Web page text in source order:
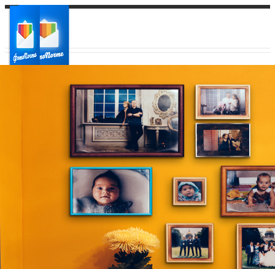
Ваш регион доставки
Выберите из списка: